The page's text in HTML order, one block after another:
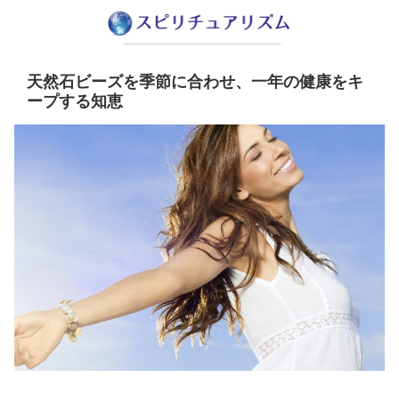
天然石ビーズを季節に合わせ、一年の健康をキ
ープする知恵